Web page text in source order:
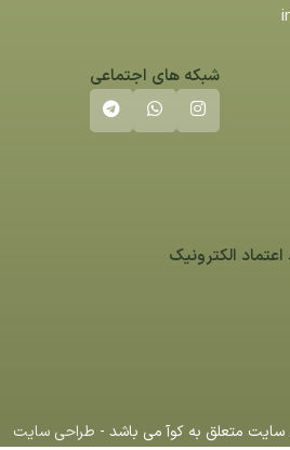
شبکه های اجتماعی
اعتماد الکترونیک
متعلق به کوآ می باشد - طراحی سایت